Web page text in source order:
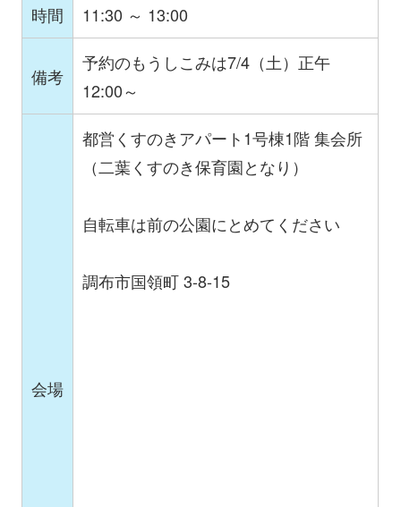
時間 11:30 ～ 13:00
備考
予約のもうしこみは7/4（土）正午
12:00～
会場
都営くすのきアパート1号棟1階 集会所
（二葉くすのき保育園となり）
自転車は前の公園にとめてください
調布市国領町 3-8-15